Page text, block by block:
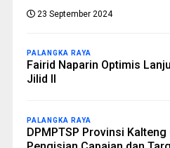
23 September 2024
PALANGKA RAYA
Fairid Naparin Optimis
Jilid II
PALANGKA RAYA
DPMPTSP Provinsi